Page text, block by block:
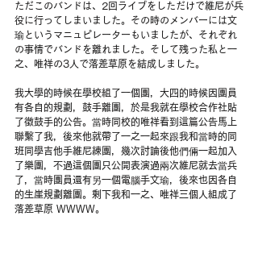
ただこのバンドは、2回ライブをしただけで維尼が兵
役に行ってしまいました。その時のメンバーには文
瑜というマニュピレーターもいましたが、それぞれ
の事情でバンドを離れました。そして残った私と一
之、唯祥の3人で落差草原を結成しました。
我大學的時候在學校組了一個團，大四的時候因團員
有各自的規劃，鼓手離團，於是我就在學校合作社貼
了徵鼓手的公告。當時同校的唯祥看到這篇公告馬上
聯繫了我，後來他就帶了一之一起來跟我和當時的同
班同學吉他手維尼練團，幾次討論後他們倆一起加入
了樂團，不過這個團只公開表演過兩次維尼就去當兵
了，當時團員還有另一個電腦手文瑜，後來也因各自
的生崖規劃離團。剩下我和一之、唯祥三個人組成了
落差草原 WWWW。